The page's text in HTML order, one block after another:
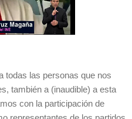
todas las personas que nos
también a (inaudible) a esta
con la participación de